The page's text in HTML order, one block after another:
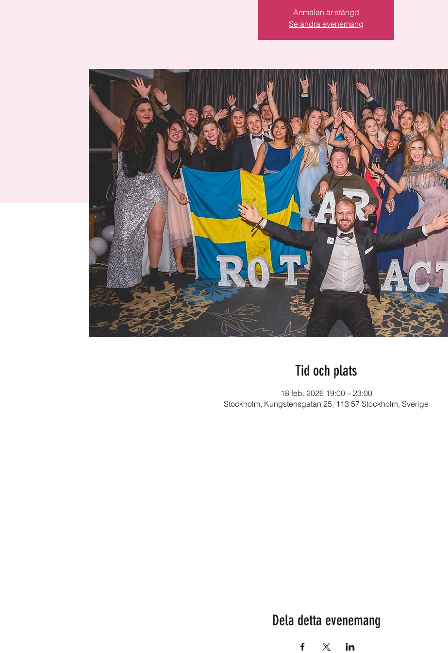
Anmälan är stängd
Se andra evenemang
Tid och plats
18 feb. 2026 19:00 – 23:00
Stockholm, Kungstensgatan 25, 113 57 Stockholm, Sverige
Dela detta evenemang